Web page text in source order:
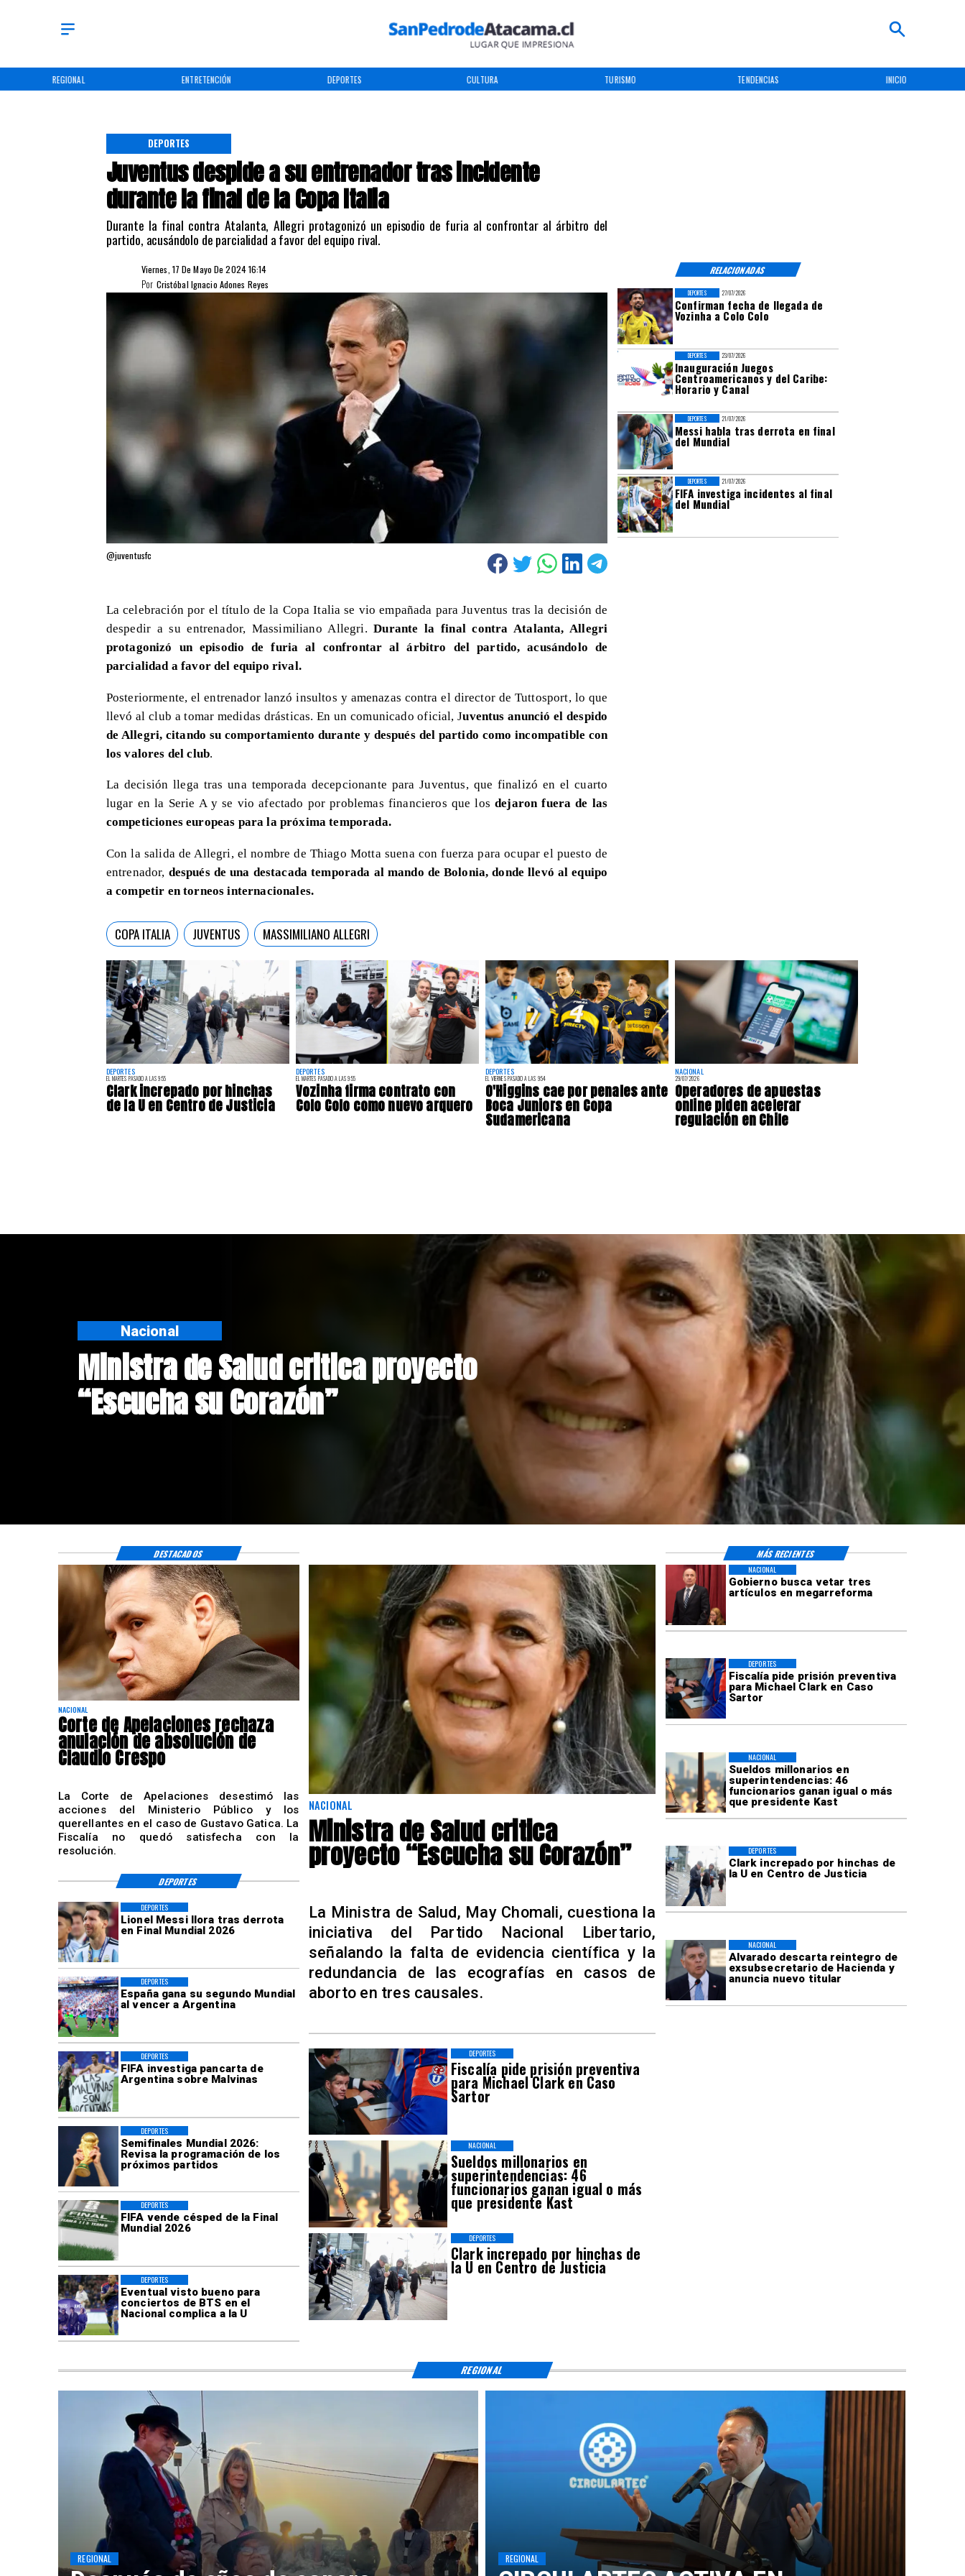
REGIONAL ENTRETENCIÓN DEPORTES CULTURA TURISMO TENDENCIAS INICIO
Juventus despide a su entrenador tras incidente
durante la final de la Copa Italia
​Durante la final contra Atalanta, Allegri protagonizó un episodio de furia al confrontar al árbitro del
partido, acusándolo de parcialidad a favor del equipo rival.
DEPORTES
RELACIONADAS
Viernes, 17 De Mayo De 2024 16:14
Cristóbal Ignacio Adones Reyes
Por
@juventusfc
DEPORTES
EL MARTES PASADO A LAS 9:55
Clark increpado por hinchas
de la U en Centro de Justicia
DEPORTES
EL MARTES PASADO A LAS 9:55
Vozinha firma contrato con
Colo Colo como nuevo arquero
DEPORTES
EL VIERNES PASADO A LAS 9:54
O'Higgins cae por penales ante
Boca Juniors en Copa
Sudamericana
NACIONAL
29/07/2026
Operadores de apuestas
online piden acelerar
regulación en Chile
27/07/2026
Confirman fecha de llegada de
Vozinha a Colo Colo
DEPORTES
23/07/2026
Inauguración Juegos
Centroamericanos y del Caribe:
Horario y Canal
DEPORTES
21/07/2026
Messi habla tras derrota en final
del Mundial
DEPORTES
21/07/2026
FIFA investiga incidentes al final
del Mundial
DEPORTES
La celebración por el título de la Copa Italia se vio empañada para Juventus tras la decisión de
despedir a su entrenador, Massimiliano Allegri.Durante la final contra Atalanta, Allegri
protagonizó un episodio de furia al confrontar al árbitro del partido, acusándolo de
parcialidad a favor del equipo rival.
Posteriormente, el entrenador lanzó insultos y amenazas contra el director de Tuttosport, lo que
llevó al club a tomar medidas drásticas. En un comunicado oficial, Juventus anunció el despido
de Allegri, citando su comportamiento durante y después del partido como incompatible con
los valores del club.
La decisión llega tras una temporada decepcionante para Juventus, que finalizó en el cuarto
lugar en la Serie A y se vio afectado por problemas financieros que losdejaron fuera de las
competiciones europeas para la próxima temporada.
Con la salida de Allegri, el nombre de Thiago Motta suena con fuerza para ocupar el puesto de
entrenador, después de una destacada temporada al mando de Bolonia, donde llevó al equipo
a competir en torneos internacionales.
COPA ITALIA JUVENTUS MASSIMILIANO ALLEGRI
Corte de Apelaciones rechaza
anulación de absolución de Claudio
Nacional
Gobierno busca vetar tres
artículos en megarreforma
NACIONAL
Fiscalía pide prisión preventiva
para Michael Clark en Caso
Sartor
DEPORTES
Sueldos millonarios en
superintendencias: 46
funcionarios ganan igual o más
que presidente Kast
NACIONAL
Clark increpado por hinchas de
la U en Centro de Justicia
DEPORTES
Alvarado descarta reintegro de
exsubsecretario de Hacienda y
anuncia nuevo titular
NACIONAL
Lionel Messi llora tras derrota
en Final Mundial 2026
DEPORTES
España gana su segundo Mundial
al vencer a Argentina
DEPORTES
FIFA investiga pancarta de
Argentina sobre Malvinas
DEPORTES
Semifinales Mundial 2026:
Revisa la programación de los
próximos partidos
DEPORTES
FIFA vende césped de la Final
Mundial 2026
DEPORTES
Eventual visto bueno para
conciertos de BTS en el
Nacional complica a la U
DEPORTES
Fiscalía pide prisión preventiva
para Michael Clark en Caso
Sartor
DEPORTES
Sueldos millonarios en
superintendencias: 46
funcionarios ganan igual o más
que presidente Kast
NACIONAL
Clark increpado por hinchas de
la U en Centro de Justicia
DEPORTES
NACIONAL
Corte de Apelaciones rechaza
anulación de absolución de
Claudio Crespo
La Corte de Apelaciones desestimó las
acciones del Ministerio Público y los
querellantes en el caso de Gustavo Gatica. La
Fiscalía no quedó satisfecha con la
resolución.
NACIONAL
Ministra de Salud critica
proyecto “Escucha su Corazón”
La Ministra de Salud, May Chomali, cuestiona la
iniciativa del Partido Nacional Libertario,
señalando la falta de evidencia científica y la
redundancia de las ecografías en casos de
aborto en tres causales.
DESTACADOS MÁS RECIENTES
DEPORTES
REGIONAL REGIONAL
REGIONAL